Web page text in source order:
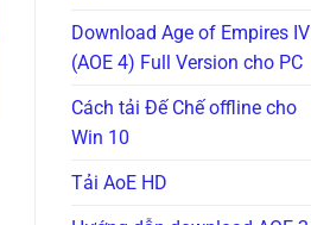
Download Age of Empires IV
(AOE 4) Full Version cho PC
Cách tải Đế Chế offline cho
Win 10
Tải AoE HD